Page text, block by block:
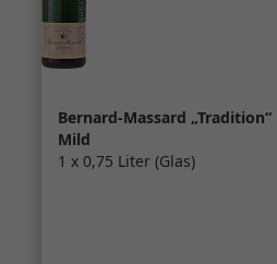
Bernard-Massard „Tradition“
Mild
1 x 0,75 Liter (Glas)